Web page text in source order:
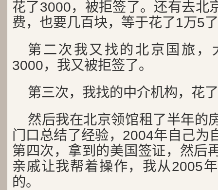
花了3000，被拒签了。还有去北
费，也要几百块，等于花了1万5
第二次我又找的北京国旅，
3000，我又被拒签了。
第三次，我找的中介机构，花
然后我在北京领馆租了半年的
门口总结了经验，2004年自己为
第四次，拿到的美国签证，然后
亲戚让我帮着操作，我从2005
的。